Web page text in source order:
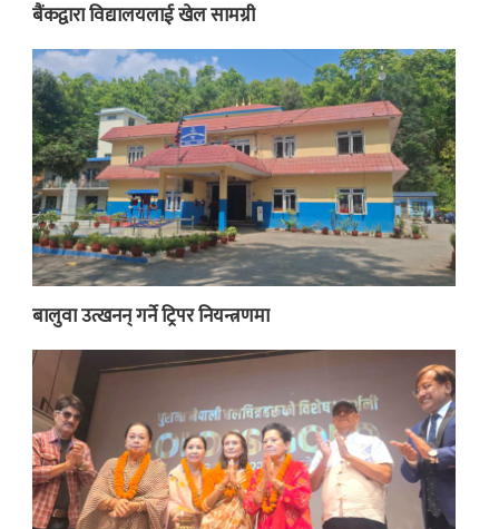
बैंकद्वारा विद्यालयलाई खेल सामग्री
बालुवा उत्खनन् गर्ने ट्रिपर नियन्त्रणमा